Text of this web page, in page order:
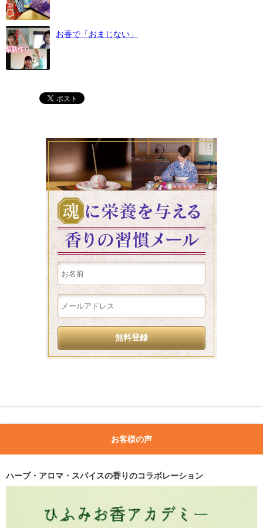
お香で「おまじない」
お客様の声
ハーブ・アロマ・スパイスの香りのコラボレーション